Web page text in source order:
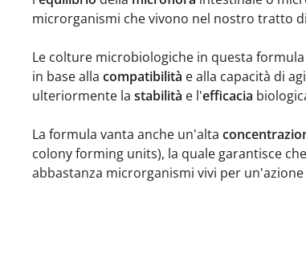
microrganismi che vivono nel nostro tratto
Le colture microbiologiche in questa
in base alla compatibilità e alla capacità di
ulteriormente la stabilità e l'efficacia
La formula vanta anche un'alta
colony forming units), la quale garantisce
abbastanza microrganismi vivi per un'azione